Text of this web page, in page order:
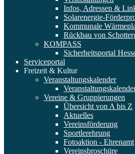
Infos, Adressen &
Solarenergie-
Kommunale
Rückbau von
KOMPASS
Sicherheitsportal
Serviceportal
Freizeit & Kultur
Veranstaltungskalender
Vereine & Gruppierungen
Übersicht von A bis Z
Aktuelles
Vereinsförderung
Sportlerehrung
Fotoaktion - Ehrenamt
Vereinsbroschüre